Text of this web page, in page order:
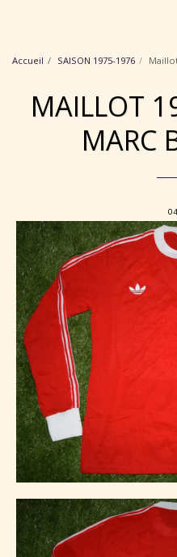
Accueil SAISON 1975-1976
MAILLOT
MARC
04